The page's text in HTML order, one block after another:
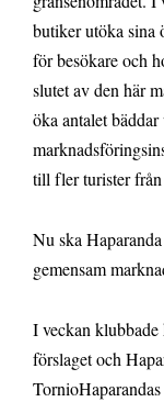
butiker utöka sina
för besökare och
slutet av den här
öka antalet
till fler turister
Nu ska
gemensam
I veckan
förslaget och